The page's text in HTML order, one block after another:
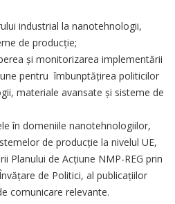
industrial la nanotehnologii,
de producţie;
şi monitorizarea implementării
pentru îmbunptăţirea politicilor
materiale avansate şi sisteme de
în domeniile nanotehnologiilor,
de producţie la nivelul UE,
Planului de Acţiune NMP-REG prin
de Politici, al publicaţiilor
comunicare relevante.